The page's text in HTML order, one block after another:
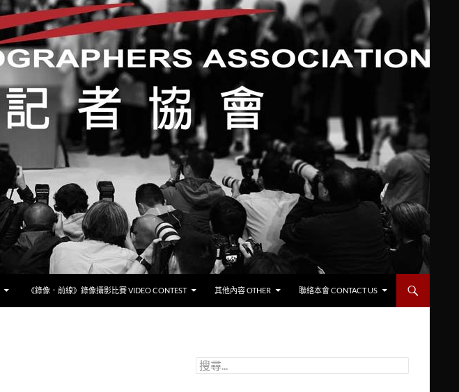
《錄像．前線》錄像攝影比賽 VIDEO CONTEST 其他內容 OTHER 聯絡本會 CONTACT US
搜
尋